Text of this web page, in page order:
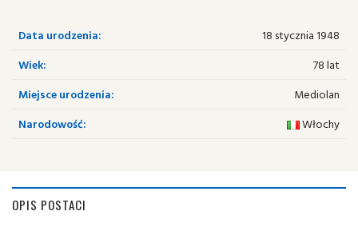
Data urodzenia:
18 stycznia 1948
Wiek:
78 lat
Miejsce urodzenia:
Mediolan
Narodowość:
Włochy
OPIS POSTACI